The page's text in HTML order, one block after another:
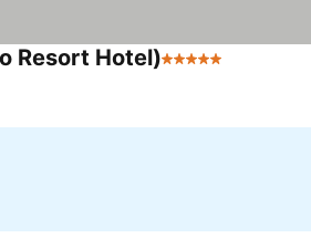
Resort Hotel)5 星級